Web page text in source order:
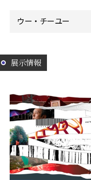
ウー・チーユー
展示情報